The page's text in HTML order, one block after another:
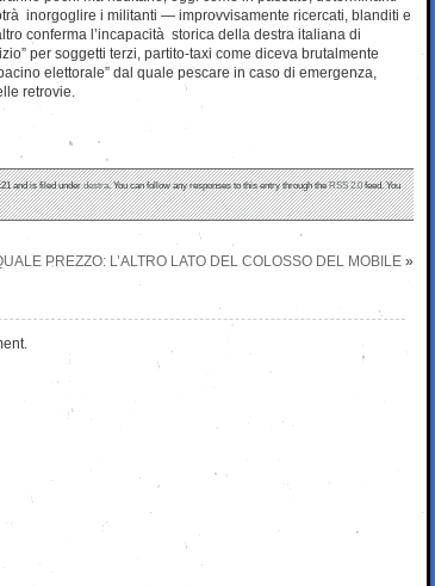
inorgoglire i militanti — improvvisamente ricercati, blanditi e
conferma l’incapacità storica della destra italiana di
per soggetti terzi, partito-taxi come diceva brutalmente
elettorale” dal quale pescare in caso di emergenza,
retrovie.
and is filed underdestra. You can follow any responses to this entry through theRSS 2.0feed. You
PREZZO: L’ALTRO LATO DEL COLOSSO DEL MOBILE »